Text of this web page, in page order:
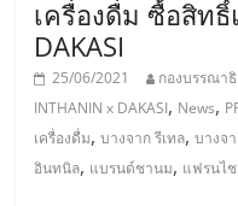
คืน
ทุน
ไว,
เครื่องดื่ม ซื้อสิท
DAKASI
25/06/2021 กองบรรณา
INTHANIN x DAKASI, News,
เครื่องดื่ม,บางจาก รีเทล,บางจ
อินทนิล, แบรนด์ชานม, แฟรนไ